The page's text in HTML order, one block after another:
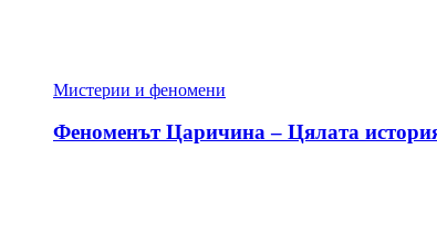
Мистерии и феномени
Феноменът Царичина – Цялата